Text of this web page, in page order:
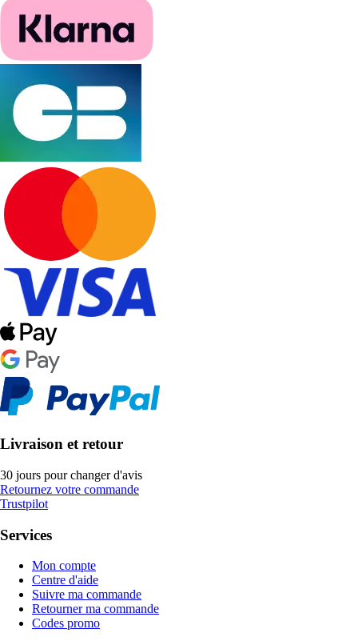
Livraison et retour
30 jours pour changer d'avis
Retournez votre commande
Trustpilot
Services
Mon compte
Centre d'aide
Suivre ma commande
Retourner ma commande
Codes promo